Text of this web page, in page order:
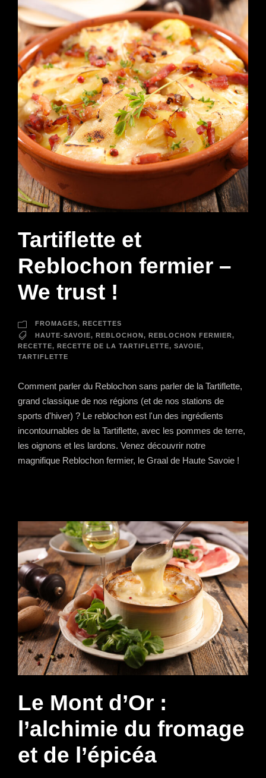
Tartiflette et
Reblochon fermier –
We trust !
FROMAGES, RECETTES
HAUTE-SAVOIE, REBLOCHON, REBLOCHON FERMIER,
RECETTE, RECETTE DE LA TARTIFLETTE, SAVOIE,
TARTIFLETTE
Comment parler du Reblochon sans parler de la Tartiflette,
grand classique de nos régions (et de nos stations de
sports d'hiver) ? Le reblochon est l'un des ingrédients
incontournables de la Tartiflette, avec les pommes de terre,
les oignons et les lardons. Venez découvrir notre
magnifique Reblochon fermier, le Graal de Haute Savoie !
Le Mont d’Or :
l’alchimie du fromage
et de l’épicéa